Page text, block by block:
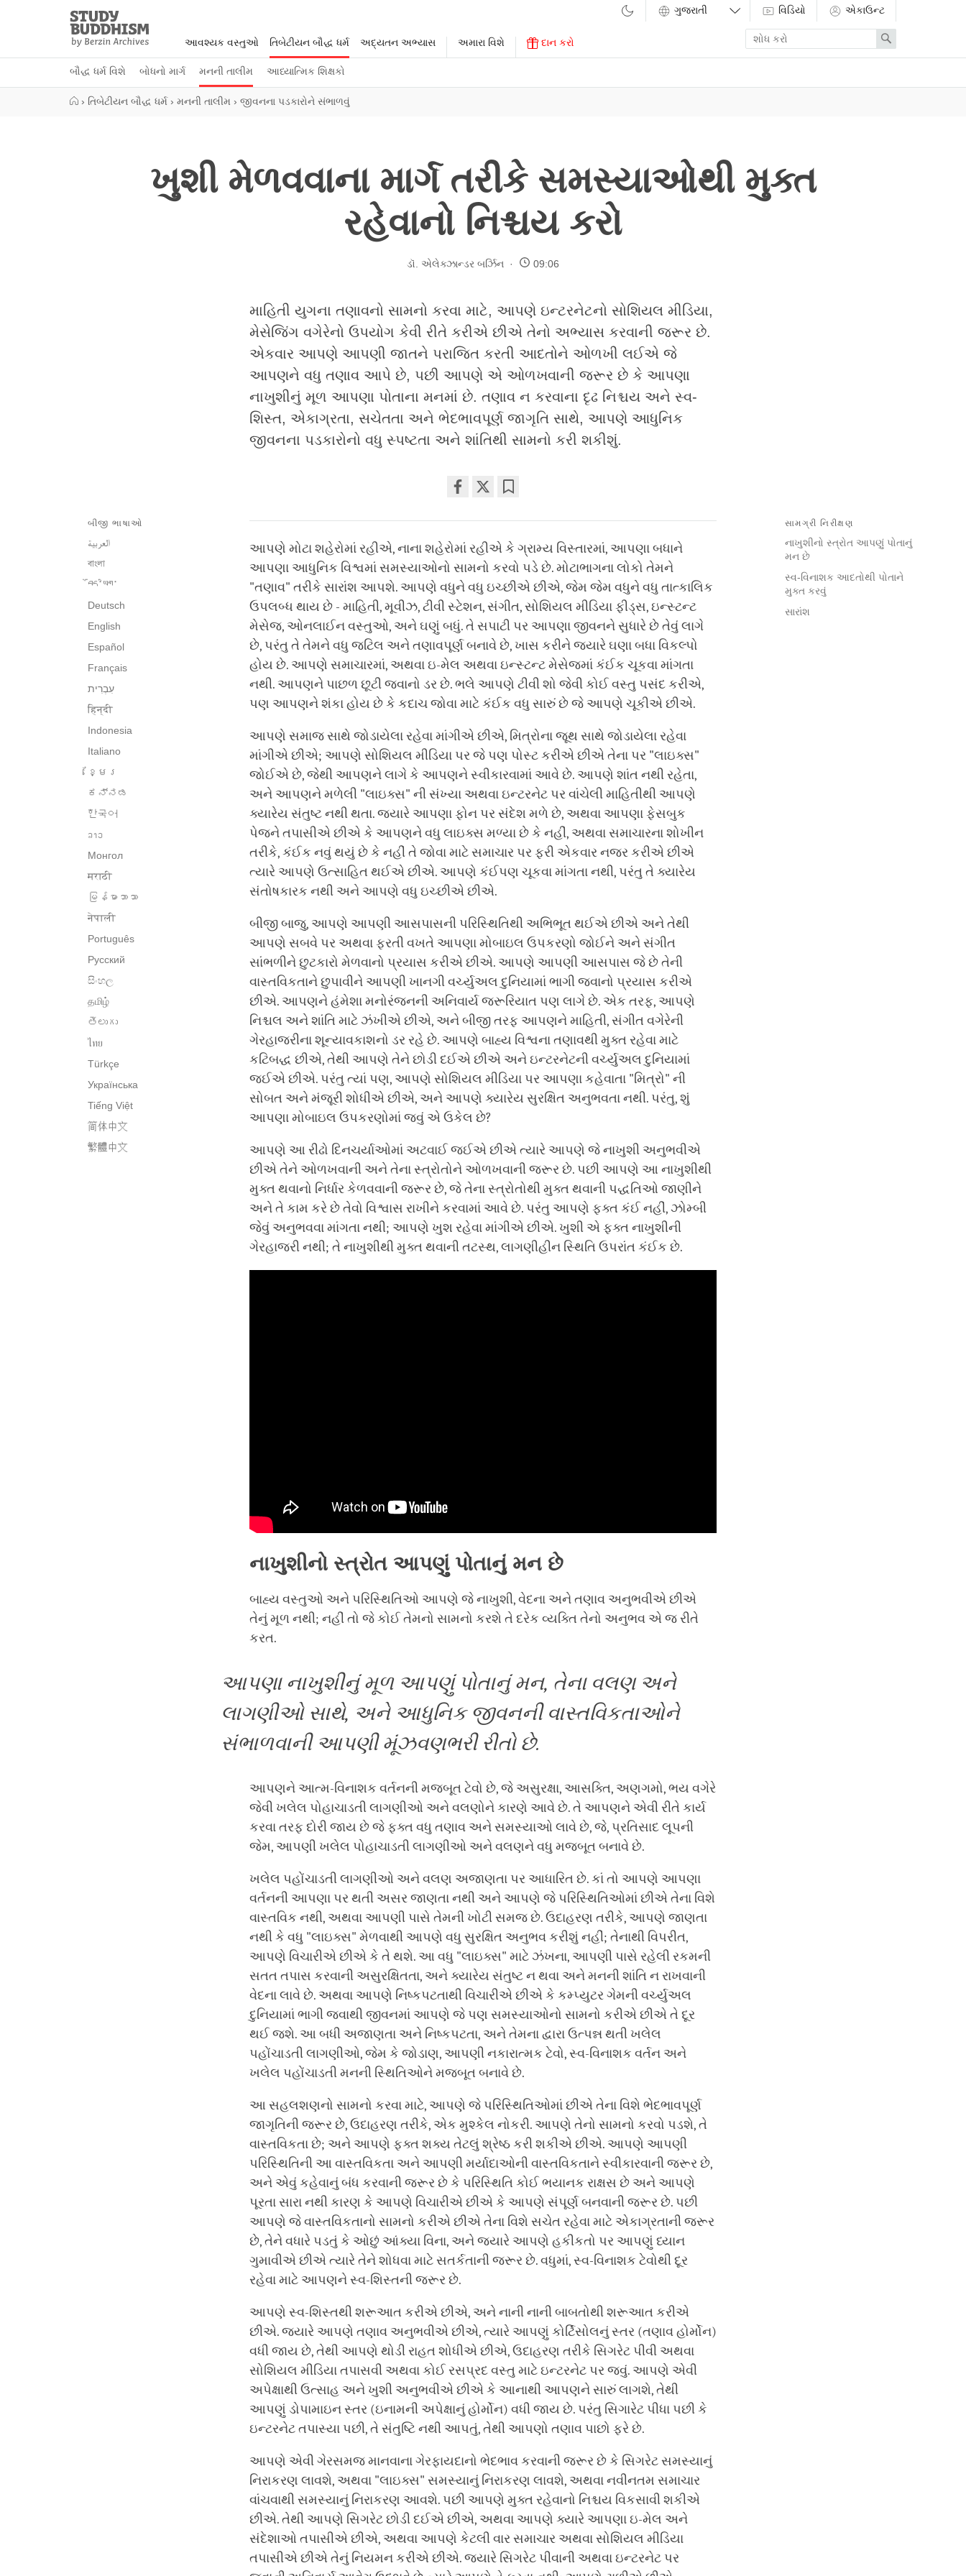
Study
Buddhism
Home
આવશ્યક વસ્તુઓ તિબેટીયન બૌદ્ધ ધર્મ
બૌદ્ધ ધર્મ વિશે બોધનો માર્ગ મનની તાલીમ આધ્યાત્મિક શિક્ષકો
અદ્યતન અભ્યાસ અમારા વિશે દાન કરો
વિડિયો એકાઉન્ટ
Enter
search
term
Search
› તિબેટીયન બૌદ્ધ ધર્મ › મનની તાલીમ › જીવનના પડકારોને સંભાળવું
ખુશી મેળવવાના માર્ગ તરીકે સમસ્યાઓથી મુક્ત
રહેવાનો નિશ્ચય કરો
ડૉ. એલેક્ઝાન્ડર બર્ઝિન 09:06
માહિતી યુગના તણાવનો સામનો કરવા માટે, આપણે ઇન્ટરનેટનો સોશિયલ મીડિયા,
મેસેજિંગ વગેરેનો ઉપયોગ કેવી રીતે કરીએ છીએ તેનો અભ્યાસ કરવાની જરૂર છે.
એકવાર આપણે આપણી જાતને પરાજિત કરતી આદતોને ઓળખી લઈએ જે
આપણને વધુ તણાવ આપે છે, પછી આપણે એ ઓળખવાની જરૂર છે કે આપણા
નાખુશીનું મૂળ આપણા પોતાના મનમાં છે. તણાવ ન કરવાના દૃઢ નિશ્ચય અને સ્વ-
શિસ્ત, એકાગ્રતા, સચેતતા અને ભેદભાવપૂર્ણ જાગૃતિ સાથે, આપણે આધુનિક
જીવનના પડકારોનો વધુ સ્પષ્ટતા અને શાંતિથી સામનો કરી શકીશું.
on
facebook
સામગ્રી નિરીક્ષણ
નાખુશીનો સ્ત્રોત આપણું પોતાનું
મન છે
સ્વ-વિનાશક આદતોથી પોતાને
મુક્ત કરવું
સારાંશ
બીજી ભાષાઓ
العربية
বাংলা
བོད་ཡིག་
Deutsch
English
Español
Français
हिन्दी
Indonesia
Italiano
ខ្មែរ
ಕನ್ನಡ
한국어
ລາວ
Монгол
मराठी
မြန်မာဘာသာ
नेपाली
Português
Русский
සිංහල
தமிழ்
తెలుగు
ไทย
Türkçe
Українська
Tiếng Việt
简体中文
繁體中文
આપણે મોટા શહેરોમાં રહીએ, નાના શહેરોમાં રહીએ કે ગ્રામ્ય વિસ્તારમાં, આપણા બધાને
આપણા આધુનિક વિશ્વમાં સમસ્યાઓનો સામનો કરવો પડે છે. મોટાભાગના લોકો તેમને
"તણાવ" તરીકે સારાંશ આપશે. આપણે વધુને વધુ ઇચ્છીએ છીએ, જેમ જેમ વધુને વધુ તાત્કાલિક
ઉપલબ્ધ થાય છે - માહિતી, મૂવીઝ, ટીવી સ્ટેશન, સંગીત, સોશિયલ મીડિયા ફીડ્સ, ઇન્સ્ટન્ટ
મેસેજ, ઓનલાઈન વસ્તુઓ, અને ઘણું બધું. તે સપાટી પર આપણા જીવનને સુધારે છે તેવું લાગે
છે, પરંતુ તે તેમને વધુ જટિલ અને તણાવપૂર્ણ બનાવે છે, ખાસ કરીને જ્યારે ઘણા બધા વિકલ્પો
હોય છે. આપણે સમાચારમાં, અથવા ઇ-મેલ અથવા ઇન્સ્ટન્ટ મેસેજમાં કંઈક ચૂકવા માંગતા
નથી. આપણને પાછળ છૂટી જવાનો ડર છે. ભલે આપણે ટીવી શો જેવી કોઈ વસ્તુ પસંદ કરીએ,
પણ આપણને શંકા હોય છે કે કદાચ જોવા માટે કંઈક વધુ સારું છે જે આપણે ચૂકીએ છીએ.
આપણે સમાજ સાથે જોડાયેલા રહેવા માંગીએ છીએ, મિત્રોના જૂથ સાથે જોડાયેલા રહેવા
માંગીએ છીએ; આપણે સોશિયલ મીડિયા પર જે પણ પોસ્ટ કરીએ છીએ તેના પર "લાઇક્સ"
જોઈએ છે, જેથી આપણને લાગે કે આપણને સ્વીકારવામાં આવે છે. આપણે શાંત નથી રહેતા,
અને આપણને મળેલી "લાઇક્સ" ની સંખ્યા અથવા ઇન્ટરનેટ પર વાંચેલી માહિતીથી આપણે
ક્યારેય સંતુષ્ટ નથી થતા. જ્યારે આપણા ફોન પર સંદેશ મળે છે, અથવા આપણા ફેસબુક
પેજને તપાસીએ છીએ કે આપણને વધુ લાઇક્સ મળ્યા છે કે નહીં, અથવા સમાચારના શોખીન
તરીકે, કંઈક નવું થયું છે કે નહીં તે જોવા માટે સમાચાર પર ફરી એકવાર નજર કરીએ છીએ
ત્યારે આપણે ઉત્સાહિત થઈએ છીએ. આપણે કંઈપણ ચૂકવા માંગતા નથી, પરંતુ તે ક્યારેય
સંતોષકારક નથી અને આપણે વધુ ઇચ્છીએ છીએ.
બીજી બાજુ, આપણે આપણી આસપાસની પરિસ્થિતિથી અભિભૂત થઈએ છીએ અને તેથી
આપણે સબવે પર અથવા ફરતી વખતે આપણા મોબાઇલ ઉપકરણો જોઈને અને સંગીત
સાંભળીને છુટકારો મેળવાનો પ્રયાસ કરીએ છીએ. આપણે આપણી આસપાસ જે છે તેની
વાસ્તવિકતાને છુપાવીને આપણી ખાનગી વર્ચ્યુઅલ દુનિયામાં ભાગી જવાનો પ્રયાસ કરીએ
છીએ. આપણને હંમેશા મનોરંજનની અનિવાર્ય જરૂરિયાત પણ લાગે છે. એક તરફ, આપણે
નિશ્ચલ અને શાંતિ માટે ઝંખીએ છીએ, અને બીજી તરફ આપણને માહિતી, સંગીત વગેરેની
ગેરહાજરીના શૂન્યાવકાશનો ડર રહે છે. આપણે બાહ્ય વિશ્વના તણાવથી મુક્ત રહેવા માટે
કટિબદ્ધ છીએ, તેથી આપણે તેને છોડી દઈએ છીએ અને ઇન્ટરનેટની વર્ચ્યુઅલ દુનિયામાં
જઈએ છીએ. પરંતુ ત્યાં પણ, આપણે સોશિયલ મીડિયા પર આપણા કહેવાતા "મિત્રો" ની
સોબત અને મંજૂરી શોધીએ છીએ, અને આપણે ક્યારેય સુરક્ષિત અનુભવતા નથી. પરંતુ, શું
આપણા મોબાઇલ ઉપકરણોમાં જવું એ ઉકેલ છે?
આપણે આ રીઢો દિનચર્યાઓમાં અટવાઈ જઈએ છીએ ત્યારે આપણે જે નાખુશી અનુભવીએ
છીએ તેને ઓળખવાની અને તેના સ્ત્રોતોને ઓળખવાની જરૂર છે. પછી આપણે આ નાખુશીથી
મુક્ત થવાનો નિર્ધાર કેળવવાની જરૂર છે, જે તેના સ્ત્રોતોથી મુક્ત થવાની પદ્ધતિઓ જાણીને
અને તે કામ કરે છે તેવો વિશ્વાસ રાખીને કરવામાં આવે છે. પરંતુ આપણે ફક્ત કંઈ નહીં, ઝોમ્બી
જેવું અનુભવવા માંગતા નથી; આપણે ખુશ રહેવા માંગીએ છીએ. ખુશી એ ફક્ત નાખુશીની
ગેરહાજરી નથી; તે નાખુશીથી મુક્ત થવાની તટસ્થ, લાગણીહીન સ્થિતિ ઉપરાંત કંઈક છે.
નાખુશીનો સ્ત્રોત આપણું પોતાનું મન છે
બાહ્ય વસ્તુઓ અને પરિસ્થિતિઓ આપણે જે નાખુશી, વેદના અને તણાવ અનુભવીએ છીએ
તેનું મૂળ નથી; નહીં તો જે કોઈ તેમનો સામનો કરશે તે દરેક વ્યક્તિ તેનો અનુભવ એ જ રીતે
કરત.
આપણા નાખુશીનું મૂળ આપણું પોતાનું મન, તેના વલણ અને
લાગણીઓ સાથે, અને આધુનિક જીવનની વાસ્તવિકતાઓને
સંભાળવાની આપણી મૂંઝવણભરી રીતો છે.
આપણને આત્મ-વિનાશક વર્તનની મજબૂત ટેવો છે, જે અસુરક્ષા, આસક્તિ, અણગમો, ભય વગેરે
જેવી ખલેલ પોહાચાડતી લાગણીઓ અને વલણોને કારણે આવે છે. તે આપણને એવી રીતે કાર્ય
કરવા તરફ દોરી જાય છે જે ફક્ત વધુ તણાવ અને સમસ્યાઓ લાવે છે, જે, પ્રતિસાદ લૂપની
જેમ, આપણી ખલેલ પોહાચાડતી લાગણીઓ અને વલણને વધુ મજબૂત બનાવે છે.
ખલેલ પહોંચાડતી લાગણીઓ અને વલણ અજાણતા પર આધારિત છે. કાં તો આપણે આપણા
વર્તનની આપણા પર થતી અસર જાણતા નથી અને આપણે જે પરિસ્થિતિઓમાં છીએ તેના વિશે
વાસ્તવિક નથી, અથવા આપણી પાસે તેમની ખોટી સમજ છે. ઉદાહરણ તરીકે, આપણે જાણતા
નથી કે વધુ "લાઇક્સ" મેળવાથી આપણે વધુ સુરક્ષિત અનુભવ કરીશું નહીં; તેનાથી વિપરીત,
આપણે વિચારીએ છીએ કે તે થશે. આ વધુ "લાઇક્સ" માટે ઝંખના, આપણી પાસે રહેલી રકમની
સતત તપાસ કરવાની અસુરક્ષિતતા, અને ક્યારેય સંતુષ્ટ ન થવા અને મનની શાંતિ ન રાખવાની
વેદના લાવે છે. અથવા આપણે નિષ્કપટતાથી વિચારીએ છીએ કે કમ્પ્યુટર ગેમની વર્ચ્યુઅલ
દુનિયામાં ભાગી જવાથી જીવનમાં આપણે જે પણ સમસ્યાઓનો સામનો કરીએ છીએ તે દૂર
થઈ જશે. આ બધી અજાણતા અને નિષ્કપટતા, અને તેમના દ્વારા ઉત્પન્ન થતી ખલેલ
પહોંચાડતી લાગણીઓ, જેમ કે જોડાણ, આપણી નકારાત્મક ટેવો, સ્વ-વિનાશક વર્તન અને
ખલેલ પહોંચાડતી મનની સ્થિતિઓને મજબૂત બનાવે છે.
આ સહલશણનો સામનો કરવા માટે, આપણે જે પરિસ્થિતિઓમાં છીએ તેના વિશે ભેદભાવપૂર્ણ
જાગૃતિની જરૂર છે, ઉદાહરણ તરીકે, એક મુશ્કેલ નોકરી. આપણે તેનો સામનો કરવો પડશે, તે
વાસ્તવિકતા છે; અને આપણે ફક્ત શક્ય તેટલું શ્રેષ્ઠ કરી શકીએ છીએ. આપણે આપણી
પરિસ્થિતિની આ વાસ્તવિકતા અને આપણી મર્યાદાઓની વાસ્તવિકતાને સ્વીકારવાની જરૂર છે,
અને એવું કહેવાનું બંધ કરવાની જરૂર છે કે પરિસ્થિતિ કોઈ ભયાનક રાક્ષસ છે અને આપણે
પૂરતા સારા નથી કારણ કે આપણે વિચારીએ છીએ કે આપણે સંપૂર્ણ બનવાની જરૂર છે. પછી
આપણે જે વાસ્તવિકતાનો સામનો કરીએ છીએ તેના વિશે સચેત રહેવા માટે એકાગ્રતાની જરૂર
છે, તેને વધારે પડતું કે ઓછું આંક્યા વિના, અને જ્યારે આપણે હકીકતો પર આપણું ધ્યાન
ગુમાવીએ છીએ ત્યારે તેને શોધવા માટે સતર્કતાની જરૂર છે. વધુમાં, સ્વ-વિનાશક ટેવોથી દૂર
રહેવા માટે આપણને સ્વ-શિસ્તની જરૂર છે.
આપણે સ્વ-શિસ્તથી શરૂઆત કરીએ છીએ, અને નાની નાની બાબતોથી શરૂઆત કરીએ
છીએ. જ્યારે આપણે તણાવ અનુભવીએ છીએ, ત્યારે આપણું કોર્ટિસોલનું સ્તર (તણાવ હોર્મોન)
વધી જાય છે, તેથી આપણે થોડી રાહત શોધીએ છીએ, ઉદાહરણ તરીકે સિગરેટ પીવી અથવા
સોશિયલ મીડિયા તપાસવી અથવા કોઈ રસપ્રદ વસ્તુ માટે ઇન્ટરનેટ પર જવું. આપણે એવી
અપેક્ષાથી ઉત્સાહ અને ખુશી અનુભવીએ છીએ કે આનાથી આપણને સારું લાગશે, તેથી
આપણું ડોપામાઇન સ્તર (ઇનામની અપેક્ષાનું હોર્મોન) વધી જાય છે. પરંતુ સિગારેટ પીધા પછી કે
ઇન્ટરનેટ તપાસ્યા પછી, તે સંતુષ્ટિ નથી આપતું, તેથી આપણો તણાવ પાછો ફરે છે.
આપણે એવી ગેરસમજ માનવાના ગેરફાયદાનો ભેદભાવ કરવાની જરૂર છે કે સિગરેટ સમસ્યાનું
નિરાકરણ લાવશે, અથવા "લાઇક્સ" સમસ્યાનું નિરાકરણ લાવશે, અથવા નવીનતમ સમાચાર
વાંચવાથી સમસ્યાનું નિરાકરણ આવશે. પછી આપણે મુક્ત રહેવાનો નિશ્ચય વિકસાવી શકીએ
છીએ. તેથી આપણે સિગરેટ છોડી દઈએ છીએ, અથવા આપણે ક્યારે આપણા ઇ-મેલ અને
સંદેશાઓ તપાસીએ છીએ, અથવા આપણે કેટલી વાર સમાચાર અથવા સોશિયલ મીડિયા
તપાસીએ છીએ તેનું નિયમન કરીએ છીએ. જ્યારે સિગરેટ પીવાની અથવા ઇન્ટરનેટ પર